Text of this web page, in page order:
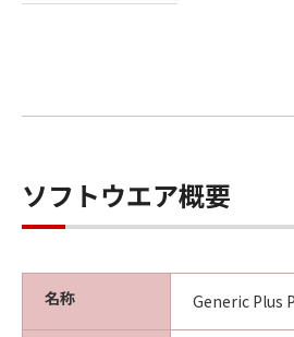
ソフトウエア概要
名称 Generic Plus